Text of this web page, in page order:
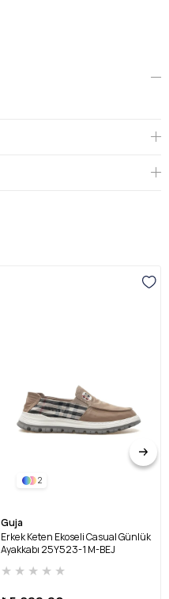
2
Guja
Erkek Keten Ekoseli Casual Günlük
Ayakkabı 25Y523-1 M-BEJ
★ ★ ★ ★ ★